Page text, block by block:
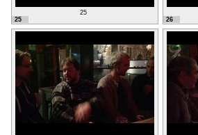
25
25
26